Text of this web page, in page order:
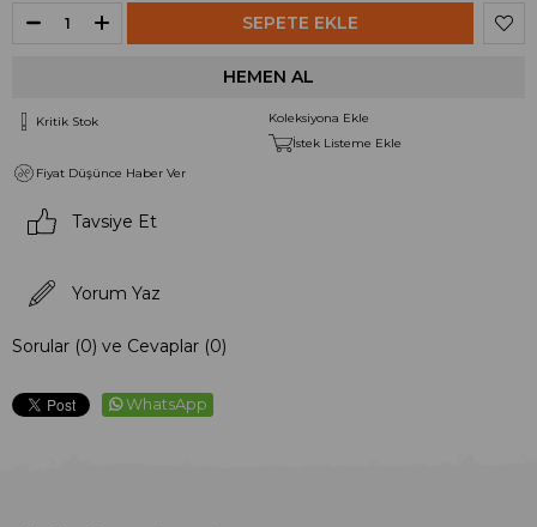
Kritik Stok
Koleksiyona Ekle
İstek Listeme Ekle
Fiyat Düşünce Haber Ver
Tavsiye Et
Yorum Yaz
Sorular (0) ve Cevaplar (0)
WhatsApp